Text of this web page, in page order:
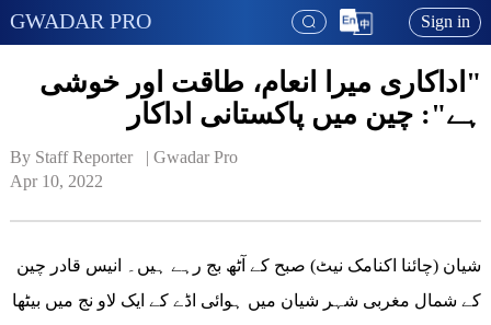
GWADAR PRO Sign in
"اداکاری میرا انعام، طاقت اور خوشی
ہے": چین میں پاکستانی اداکار
By Staff Reporter   | Gwadar Pro
Apr 10, 2022
شیان (چائنا اکنامک نیٹ) صبح کے آٹھ بج رہے ہیں۔ انیس قادر چین
کے شمال مغربی شہر شیان میں ہوائی اڈے کے ایک لاو نج میں بیٹھا